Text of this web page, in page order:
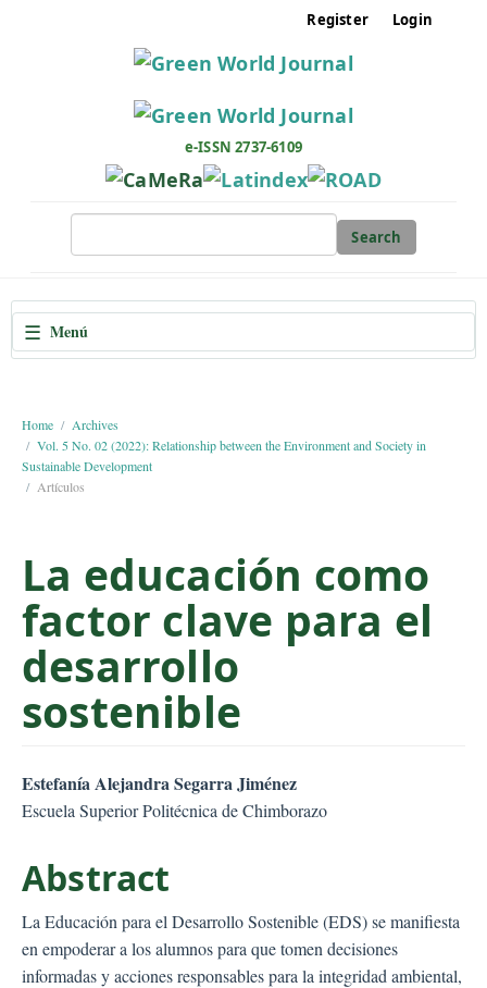
i
o
n
a
i
n
t
e
n
i
e
Register Login
e-ISSN 2737-6109
Search
☰ Menú
Home
Archives
Vol. 5 No. 02 (2022): Relationship between the Environment and Society in
Sustainable Development
Artículos
La educación como
factor clave para el
desarrollo
sostenible
Estefanía Alejandra Segarra Jiménez
Escuela Superior Politécnica de Chimborazo
Abstract
La Educación para el Desarrollo Sostenible (EDS) se manifiesta
en empoderar a los alumnos para que tomen decisiones
informadas y acciones responsables para la integridad ambiental,